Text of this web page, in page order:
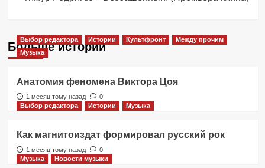
Больше историй
Выбор редактора Истории Культфронт
Между прочим
Музыка
Анатомия феномена Виктора Цоя
1 месяц тому назад
0
Выбор редактора
Истории Музыка
Как магнитоиздат формировал русский рок
1 месяц тому назад
0
Музыка
Новости музыки